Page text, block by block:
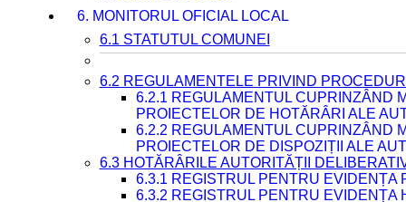
6. MONITORUL OFICIAL LOCAL
6.1 STATUTUL COMUNEI
6.2 REGULAMENTELE PRIVIND
6.2.1 REGULAMENTUL CUPRINZÂND
PROIECTELOR DE HOTĂRÂRI ALE
6.2.2 REGULAMENTUL CUPRINZÂND
PROIECTELOR DE DISPOZIȚII ALE
6.3 HOTĂRÂRILE AUTORITĂȚII
6.3.1 REGISTRUL PENTRU EVIDENȚA
6.3.2 REGISTRUL PENTRU EVIDENȚA